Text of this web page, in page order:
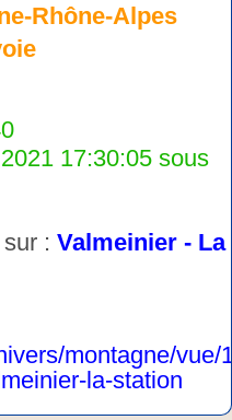
Rhône-Alpes
17:30:05 sous
: Valmeinier - La
montagne/vue/
la-station